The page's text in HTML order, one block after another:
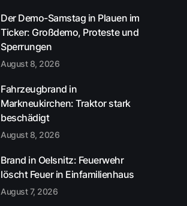
Der Demo-Samstag in Plauen im
Ticker: Großdemo, Proteste und
Sperrungen
August 8, 2026
Fahrzeugbrand in
Markneukirchen: Traktor stark
beschädigt
August 8, 2026
Brand in Oelsnitz: Feuerwehr
löscht Feuer in Einfamilienhaus
August 7, 2026